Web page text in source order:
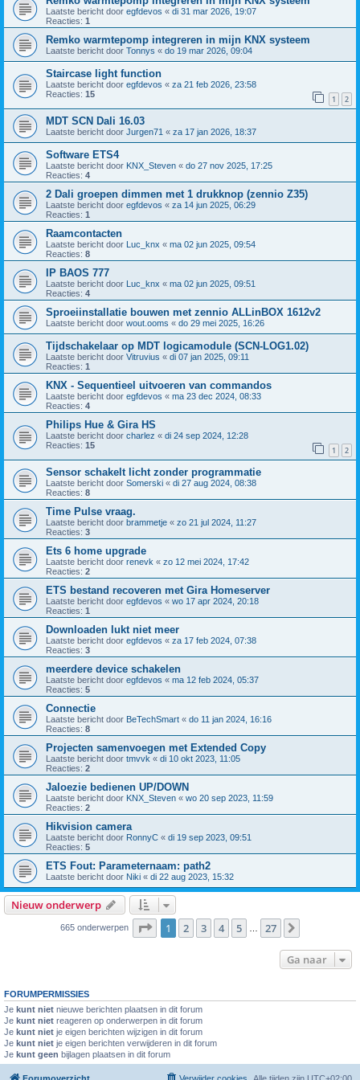
Laatste bericht door egfdevos « di 31 mar 2026, 19:07
Reacties: 1
Remko warmtepomp integreren in mijn KNX systeem
Laatste bericht door Tonnys « do 19 mar 2026, 09:04
Staircase light function
Laatste bericht door egfdevos « za 21 feb 2026, 23:58
Reacties: 15 1 2
MDT SCN Dali 16.03
Laatste bericht door Jurgen71 « za 17 jan 2026, 18:37
Software ETS4
Laatste bericht door KNX_Steven « do 27 nov 2025, 17:25
Reacties: 4
2 Dali groepen dimmen met 1 drukknop (zennio Z35)
Laatste bericht door egfdevos « za 14 jun 2025, 06:29
Reacties: 1
Raamcontacten
Laatste bericht door Luc_knx « ma 02 jun 2025, 09:54
Reacties: 8
IP BAOS 777
Laatste bericht door Luc_knx « ma 02 jun 2025, 09:51
Reacties: 4
Sproeiinstallatie bouwen met zennio ALLinBOX 1612v2
Laatste bericht door wout.ooms « do 29 mei 2025, 16:26
Tijdschakelaar op MDT logicamodule (SCN-LOG1.02)
Laatste bericht door Vitruvius « di 07 jan 2025, 09:11
Reacties: 1
KNX - Sequentieel uitvoeren van commandos
Laatste bericht door egfdevos « ma 23 dec 2024, 08:33
Reacties: 4
Philips Hue & Gira HS
Laatste bericht door charlez « di 24 sep 2024, 12:28
Reacties: 15 1 2
Sensor schakelt licht zonder programmatie
Laatste bericht door Somerski « di 27 aug 2024, 08:38
Reacties: 8
Time Pulse vraag.
Laatste bericht door brammetje « zo 21 jul 2024, 11:27
Reacties: 3
Ets 6 home upgrade
Laatste bericht door renevk « zo 12 mei 2024, 17:42
Reacties: 2
ETS bestand recoveren met Gira Homeserver
Laatste bericht door egfdevos « wo 17 apr 2024, 20:18
Reacties: 1
Downloaden lukt niet meer
Laatste bericht door egfdevos « za 17 feb 2024, 07:38
Reacties: 3
meerdere device schakelen
Laatste bericht door egfdevos « ma 12 feb 2024, 05:37
Reacties: 5
Connectie
Laatste bericht door BeTechSmart « do 11 jan 2024, 16:16
Reacties: 8
Projecten samenvoegen met Extended Copy
Laatste bericht door tmvvk « di 10 okt 2023, 11:05
Reacties: 2
Jaloezie bedienen UP/DOWN
Laatste bericht door KNX_Steven « wo 20 sep 2023, 11:59
Reacties: 2
Hikvision camera
Laatste bericht door RonnyC « di 19 sep 2023, 09:51
Reacties: 5
ETS Fout: Parameternaam: path2
Laatste bericht door Niki « di 22 aug 2023, 15:32
Nieuw onderwerp
665 onderwerpen Pagina van 27
1 2 3 4 5 27
Ga naar
FORUMPERMISSIES
Je kunt niet nieuwe berichten plaatsen in dit forum
Je kunt niet reageren op onderwerpen in dit forum
Je kunt niet je eigen berichten wijzigen in dit forum
Je kunt niet je eigen berichten verwijderen in dit forum
Je kunt geen bijlagen plaatsen in dit forum